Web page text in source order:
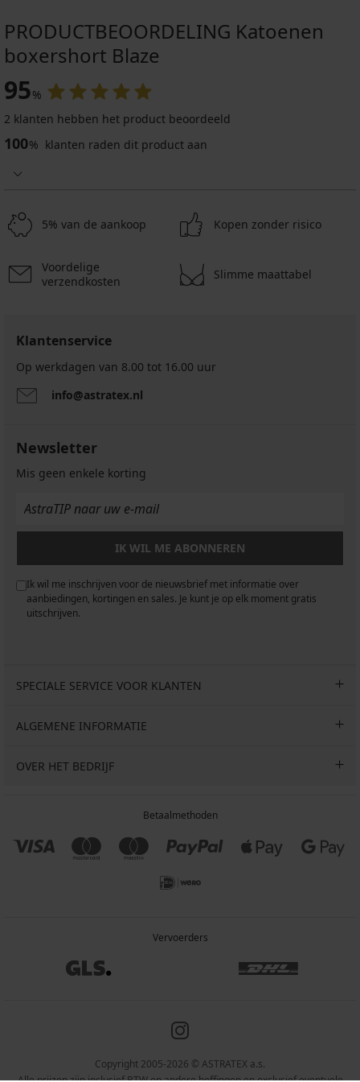
PRODUCTBEOORDELING Katoenen
boxershort Blaze
95%
2 klanten hebben het product beoordeeld
100% klanten raden dit product aan
5% van de aankoop Kopen zonder risico
Voordelige
verzendkosten
Slimme maattabel
Klantenservice
Op werkdagen van 8.00 tot 16.00 uur
info@astratex.nl
Newsletter
Mis geen enkele korting
IK WIL ME ABONNEREN
Ik wil me inschrijven voor de nieuwsbrief met informatie over
aanbiedingen, kortingen en sales. Je kunt je op elk moment gratis
uitschrijven.
SPECIALE SERVICE VOOR KLANTEN
ALGEMENE INFORMATIE
OVER HET BEDRIJF
Betaalmethoden
Vervoerders
Copyright 2005-2026 © ASTRATEX a.s.